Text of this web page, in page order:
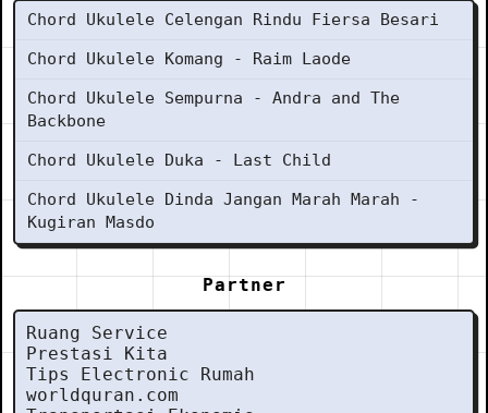
Chord Ukulele Celengan Rindu Fiersa Besari
Chord Ukulele Komang - Raim Laode
Chord Ukulele Sempurna - Andra and The
Backbone
Chord Ukulele Duka - Last Child
Chord Ukulele Dinda Jangan Marah Marah -
Kugiran Masdo
Partner
Ruang Service
Prestasi Kita
Tips Electronic Rumah
worldquran.com